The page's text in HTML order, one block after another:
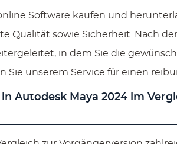
Software kaufen und
Qualität sowie Sicherheit. Nach
in dem Sie die
Sie unserem Service für einen
Autodesk Maya 2024 im